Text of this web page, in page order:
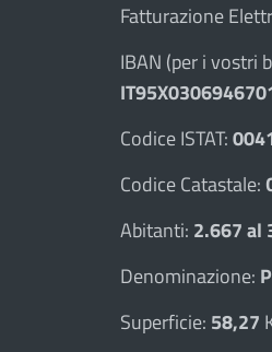
Fatturazione
IBAN (per i vostri
Codice ISTAT:
Codice Catastale:
Abitanti: 2.667
Denominazione:
Superficie: 58,27